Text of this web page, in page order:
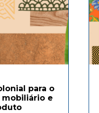
para o
e